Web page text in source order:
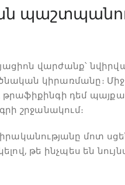
վարժանք՝
կիրառմանը։
դեմ
շրջանակում։
մոտ
թե ինչպես են